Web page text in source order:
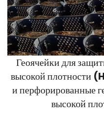
Геоячейки для
высокой плотности
и перфорированные
высокой